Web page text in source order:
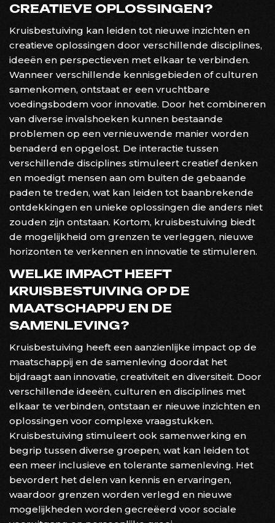
CREATIEVE OPLOSSINGEN?
Kruisbestuiving kan leiden tot nieuwe inzichten en
creatieve oplossingen door verschillende disciplines,
ideeën en perspectieven met elkaar te verbinden.
Wanneer verschillende kennisgebieden of culturen
samenkomen, ontstaat er een vruchtbare
voedingsbodem voor innovatie. Door het combineren
van diverse invalshoeken kunnen bestaande
problemen op een vernieuwende manier worden
benaderd en opgelost. De interactie tussen
verschillende disciplines stimuleert creatief denken
en moedigt mensen aan om buiten de gebaande
paden te treden, wat kan leiden tot baanbrekende
ontdekkingen en unieke oplossingen die anders niet
zouden zijn ontstaan. Kortom, kruisbestuiving biedt
de mogelijkheid om grenzen te verleggen, nieuwe
horizonten te verkennen en innovatie te stimuleren.
WELKE IMPACT HEEFT
KRUISBESTUIVING OP DE
MAATSCHAPPIJ EN DE
SAMENLEVING?
Kruisbestuiving heeft een aanzienlijke impact op de
maatschappij en de samenleving doordat het
bijdraagt aan innovatie, creativiteit en diversiteit. Door
verschillende ideeën, culturen en disciplines met
elkaar te verbinden, ontstaan er nieuwe inzichten en
oplossingen voor complexe vraagstukken.
Kruisbestuiving stimuleert ook samenwerking en
begrip tussen diverse groepen, wat kan leiden tot
een meer inclusieve en tolerante samenleving. Het
bevordert het delen van kennis en ervaringen,
waardoor grenzen worden verlegd en nieuwe
mogelijkheden worden gecreëerd voor sociale